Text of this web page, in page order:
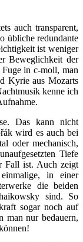
auch transparent,
übliche redundante
ist weniger
Beweglichkeit der
in c-moll, man
Kyrie aus Mozarts
kenne ich
Das kann nicht
wird es auch bei
oder mechanisch,
Tiefe
Fall ist. Auch zeigt
in einer
die beiden
sind. So
sogar noch auf
man nur bedauern,